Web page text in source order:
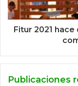
Fitur 2021
Publicaciones